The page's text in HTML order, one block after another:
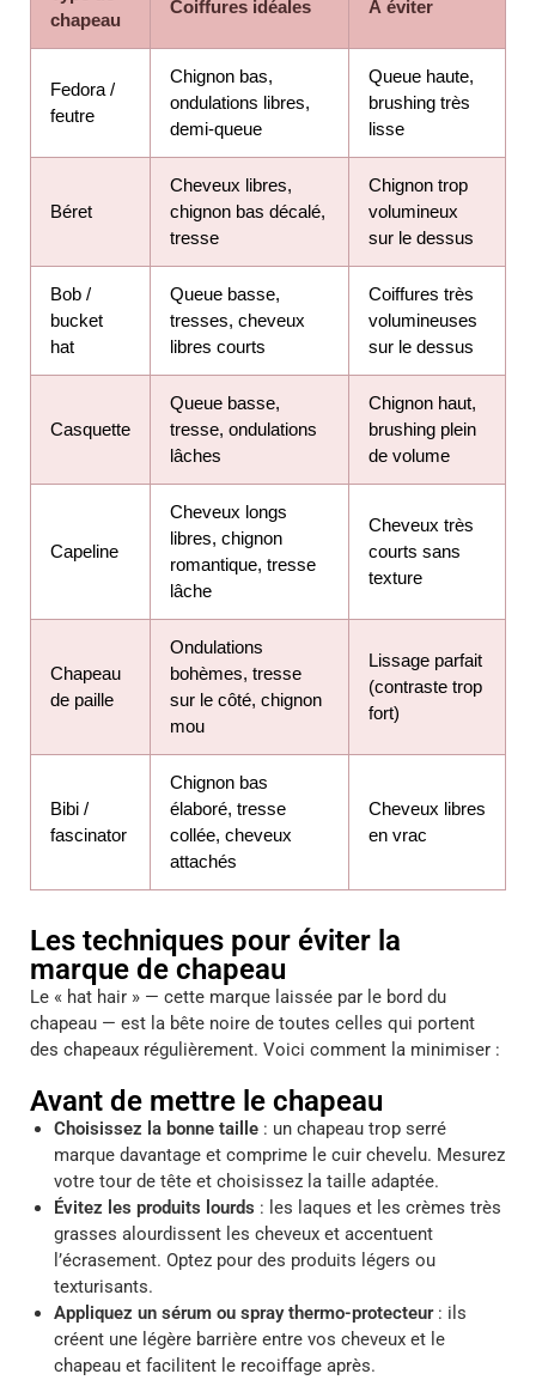
chapeau
Coiffures idéales À éviter
Fedora /
feutre
Chignon bas,
ondulations libres,
demi-queue
Queue haute,
brushing très
lisse
Béret
Cheveux libres,
chignon bas décalé,
tresse
Chignon trop
volumineux
sur le dessus
Bob /
bucket
hat
Queue basse,
tresses, cheveux
libres courts
Coiffures très
volumineuses
sur le dessus
Casquette
Queue basse,
tresse, ondulations
lâches
Chignon haut,
brushing plein
de volume
Capeline
Cheveux longs
libres, chignon
romantique, tresse
lâche
Cheveux très
courts sans
texture
Chapeau
de paille
Ondulations
bohèmes, tresse
sur le côté, chignon
mou
Lissage parfait
(contraste trop
fort)
Bibi /
fascinator
Chignon bas
élaboré, tresse
collée, cheveux
attachés
Cheveux libres
en vrac
Les techniques pour éviter la
marque de chapeau
Le « hat hair » — cette marque laissée par le bord du
chapeau — est la bête noire de toutes celles qui portent
des chapeaux régulièrement. Voici comment la minimiser :
Avant de mettre le chapeau
Choisissez la bonne taille : un chapeau trop serré
marque davantage et comprime le cuir chevelu. Mesurez
votre tour de tête et choisissez la taille adaptée.
Évitez les produits lourds : les laques et les crèmes très
grasses alourdissent les cheveux et accentuent
l’écrasement. Optez pour des produits légers ou
texturisants.
Appliquez un sérum ou spray thermo-protecteur: ils
créent une légère barrière entre vos cheveux et le
chapeau et facilitent le recoiffage après.